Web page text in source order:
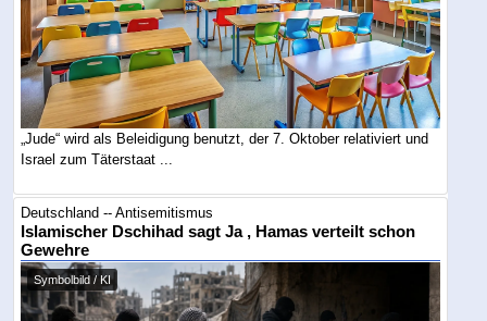
„Jude“ wird als Beleidigung benutzt, der 7. Oktober relativiert und
Israel zum Täterstaat ...
Deutschland -- Antisemitismus
Islamischer Dschihad sagt Ja , Hamas verteilt schon
Gewehre
Symbolbild / KI